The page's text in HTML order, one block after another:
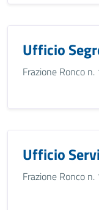
Ufficio
Frazione Ronco n.
Ufficio
Frazione Ronco n.